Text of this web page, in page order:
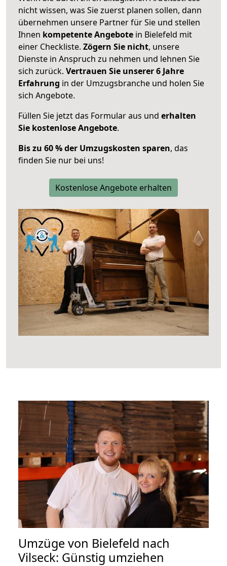
nicht wissen, was Sie zuerst planen sollen, dann
übernehmen unsere Partner für Sie und stellen
Ihnen kompetente Angebote in Bielefeld mit
einer Checkliste. Zögern Sie nicht, unsere
Dienste in Anspruch zu nehmen und lehnen Sie
sich zurück. Vertrauen Sie unserer 6 Jahre
Erfahrung in der Umzugsbranche und holen Sie
sich Angebote.
Füllen Sie jetzt das Formular aus und erhalten
Sie kostenlose Angebote.
Bis zu 60 % der Umzugskosten sparen, das
finden Sie nur bei uns!
Kostenlose Angebote erhalten
Umzüge von Bielefeld nach
Vilseck: Günstig umziehen